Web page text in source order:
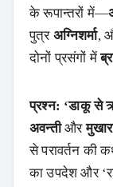
के रूपान्तरों में—
पुत्र अग्निशर्मा,
दोनों प्रसंगों में
प्रश्न: ‘डाकू से
अवन्तीऔर
से परावर्तन की
का उपदेश और